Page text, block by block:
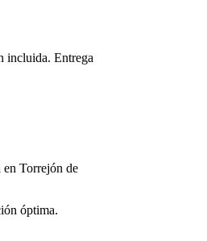
incluida. Entrega
en Torrejón de
óptima.